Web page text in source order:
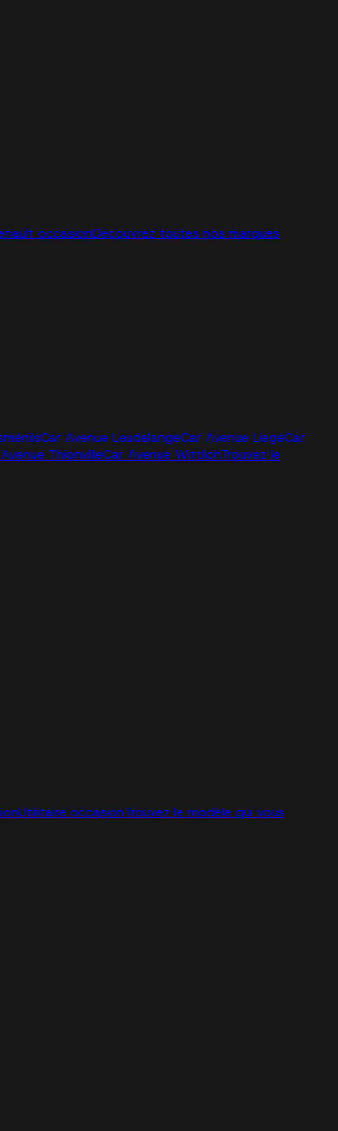
occasionDécouvrez toutes nos marques
Car Avenue LeudelangeCar Avenue LiegeCar
ThionvilleCar Avenue WittlichTrouvez le
Utilitaire occasionTrouvez le modèle qui vous